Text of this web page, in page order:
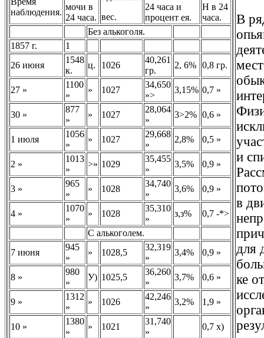
наблюдения.
мочи в
24 часа. вес.
24 часа и
процент ея.
Н в 24
часа.
Без алькоголя.
1857 г.
1
26 июня
1548
к.
ц. 1026
40,261
гр.
2, 6% 0,8 гр.
27 »
1100
»
» 1027
34,650
»>
3,15% 0,7 »
30 »
877
»
» 1027
28,064
»
3>2% 0,6 »
1 июля
1056
»
» 1027
29,668
»
2,8% 0,5 »
2 »
1013
»
>» 1029
35,455
»
3,5% 0,9 »
3 »
965
»
» 1028
34,740
»
3,6% 0,9 »
4 »
1070
»
» 1028
35,310
»
з,з%
0,7 -*>
С алькоголем.
7 июня
945
»
» 1028,5
32,319
»
3,4% 0,9 »
8 »
980
»
У) 1025,5
36,260
»
3,7% 0,6 »
9 »
1312
»
» 1026
42,246
»
3,2% 1,9 »
10 »
1380
»
» 1021
31,740
»
0,7 х)
В
и
в
для
ке